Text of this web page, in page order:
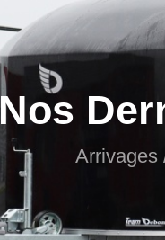
Nos
Arrivages